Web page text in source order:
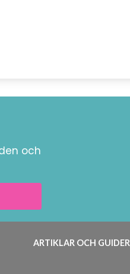
och
ARTIKLAR OCH GUIDER